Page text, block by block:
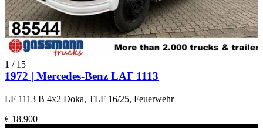
1 / 15
1972 | Mercedes-Benz LAF 1113
LF 1113 B 4x2 Doka, TLF 16/25, Feuerwehr
€ 18.900